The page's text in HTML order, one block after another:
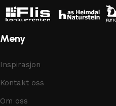
Meny
Inspirasjon
Kontakt oss
Om oss